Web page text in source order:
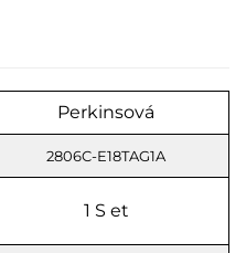
Perkinsová
2806C-E18TAG1A
1 S et